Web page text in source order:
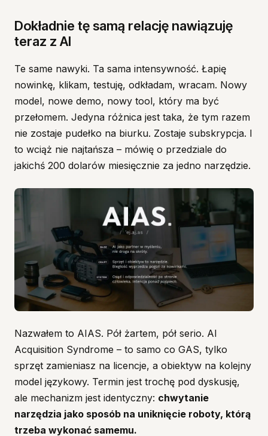
Dokładnie tę samą relację nawiązuję
teraz z AI
Te same nawyki. Ta sama intensywność. Łapię
nowinkę, klikam, testuję, odkładam, wracam. Nowy
model, nowe demo, nowy tool, który ma być
przełomem. Jedyna różnica jest taka, że tym razem
nie zostaje pudełko na biurku. Zostaje subskrypcja. I
to wciąż nie najtańsza – mówię o przedziale do
jakichś 200 dolarów miesięcznie za jedno narzędzie.
Nazwałem to AIAS. Pół żartem, pół serio. AI
Acquisition Syndrome – to samo co GAS, tylko
sprzęt zamieniasz na licencje, a obiektyw na kolejny
model językowy. Termin jest trochę pod dyskusję,
ale mechanizm jest identyczny: chwytanie
narzędzia jako sposób na uniknięcie roboty, którą
trzeba wykonać samemu.